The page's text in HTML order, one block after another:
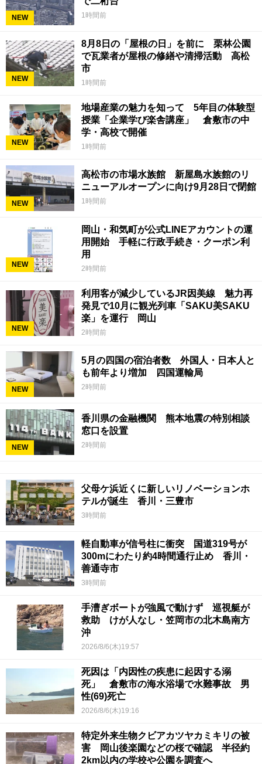
NEW 1時間前
NEW
8月8日の「屋根の日」を前に 栗林公園
で瓦業者が屋根の修繕や清掃活動 高松
市
1時間前
NEW
地場産業の魅力を知って 5年目の体験型
授業「企業学び楽舎講座」 倉敷市の中
学・高校で開催
1時間前
NEW
高松市の市場水族館 新屋島水族館のリ
ニューアルオープンに向け9月28日で閉館
1時間前
NEW
岡山・和気町が公式LINEアカウントの運
用開始 手軽に行政手続き・クーポン利
用
2時間前
NEW
利用客が減少しているJR因美線 魅力再
発見で10月に観光列車「SAKU美SAKU
楽」を運行 岡山
2時間前
NEW
5月の四国の宿泊者数 外国人・日本人と
も前年より増加 四国運輸局
2時間前
NEW
香川県の金融機関 熊本地震の特別相談
窓口を設置
2時間前
父母ケ浜近くに新しいリノベーションホ
テルが誕生 香川・三豊市
3時間前
軽自動車が信号柱に衝突 国道319号が
300mにわたり約4時間通行止め 香川・
善通寺市
3時間前
手漕ぎボートが強風で動けず 巡視艇が
救助 けが人なし・笠岡市の北木島南方
沖
2026/8/6(木)19:57
死因は「内因性の疾患に起因する溺
死」 倉敷市の海水浴場で水難事故 男
性(69)死亡
2026/8/6(木)19:16
特定外来生物クビアカツヤカミキリの被
害 岡山後楽園などの桜で確認 半径約
2km以内の学校や公園を調査へ